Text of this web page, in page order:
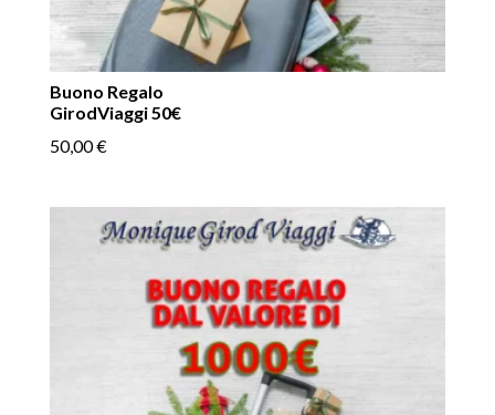
Buono Regalo
GirodViaggi 50€
50,00€